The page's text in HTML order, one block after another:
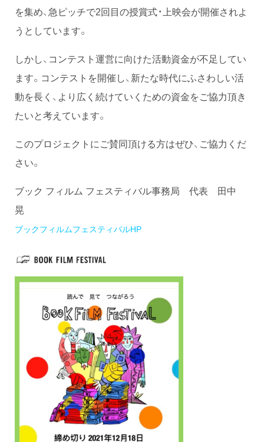
を集め、急ピッチで2回目の授賞式・上映会が開催されよ
うとしています。
しかし、コンテスト運営に向けた活動資金が不足してい
ます。コンテストを開催し、新たな時代にふさわしい活
動を長く、より広く続けていくための資金をご協力頂き
たいと考えています。
このプロジェクトにご賛同頂ける方はぜひ、ご協力くだ
さい。
ブック フィルム フェスティバル事務局 代表 田中
晃
ブックフィルムフェスティバルHP